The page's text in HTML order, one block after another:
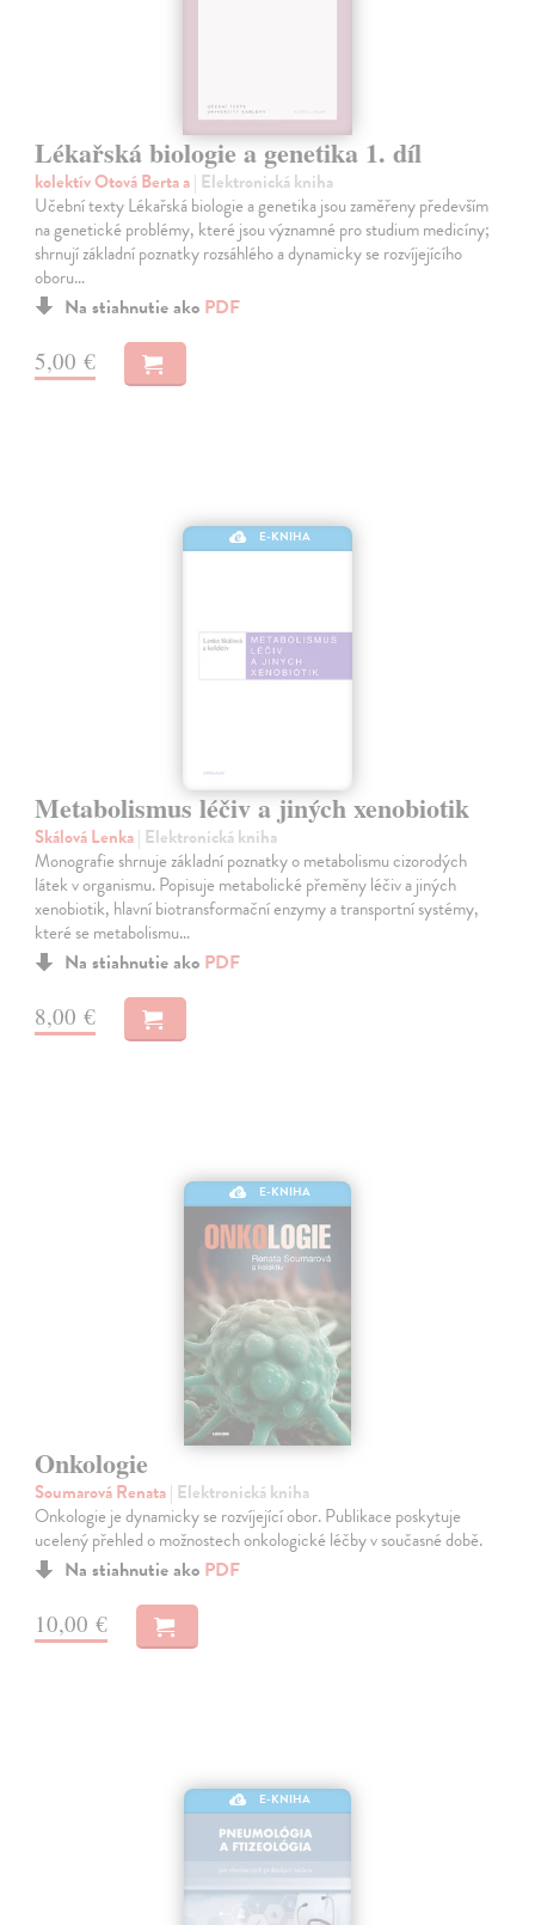
Lékařská biologie a genetika 1. díl
kolektív Otová Berta a| Elektronická kniha
Učební texty Lékařská biologie a genetika jsou zaměřeny především
na genetické problémy, které jsou významné pro studium medicíny;
shrnují základní poznatky rozsáhlého a dynamicky se rozvíjejícího
oboru…
Na stiahnutie ako PDF
5,00 €
E-KNIHA
Metabolismus léčiv a jiných xenobiotik
Skálová Lenka| Elektronická kniha
Monografie shrnuje základní poznatky o metabolismu cizorodých
látek v organismu. Popisuje metabolické přeměny léčiv a jiných
xenobiotik, hlavní biotransformační enzymy a transportní systémy,
které se metabolismu…
Na stiahnutie ako PDF
8,00 €
E-KNIHA
Onkologie
Soumarová Renata| Elektronická kniha
Onkologie je dynamicky se rozvíjející obor. Publikace poskytuje
ucelený přehled o možnostech onkologické léčby v současné době.
Na stiahnutie ako PDF
10,00 €
E-KNIHA